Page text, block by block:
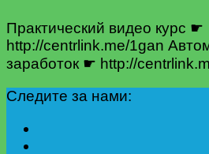
Практический видео курс ☛
http://centrlink.me/1gan
заработок ☛ http://
Следите за нами: